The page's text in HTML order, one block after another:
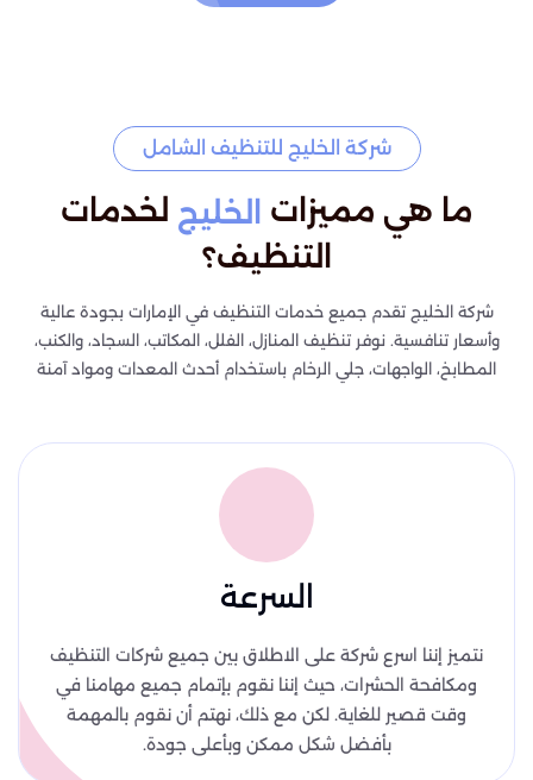
شركة الخليج للتنظيف الشامل
ما هي مميزات الخليج لخدمات
التنظيف؟
شركة الخليج تقدم جميع خدمات التنظيف في الإمارات بجودة عالية
وأسعار تنافسية. نوفر تنظيف المنازل، الفلل، المكاتب، السجاد، والكنب،
المطابخ، الواجهات، جلي الرخام باستخدام أحدث المعدات ومواد آمنة
السرعة
نتميز إننا اسرع شركة على الاطلاق بين جميع شركات التنظيف
ومكافحة الحشرات، حيث إننا نقوم بإتمام جميع مهامنا في
وقت قصير للغاية. لكن مع ذلك، نهتم أن نقوم بالمهمة
بأفضل شكل ممكن وبأعلى جودة.